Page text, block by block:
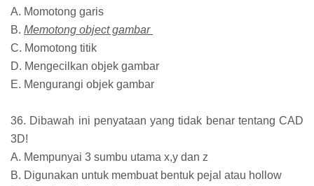
A. Momotong garis
B. Memotong object gambar
C. Momotong titik
D. Mengecilkan objek gambar
E. Mengurangi objek gambar
36. Dibawah ini penyataan yang tidak benar tentang CAD
3D!
A. Mempunyai 3 sumbu utama x,y dan z
B. Digunakan untuk membuat bentuk pejal atau hollow